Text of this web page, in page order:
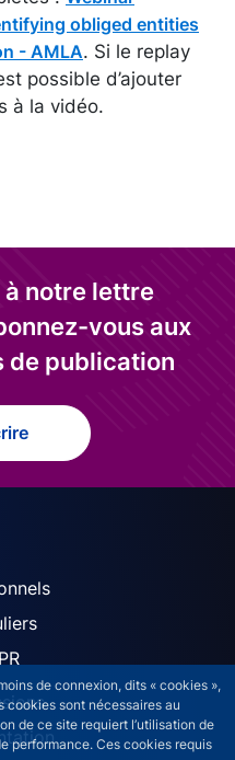
de connexion, dits « cookies »,
cookies sont nécessaires au
de ce site requiert l’utilisation de
performance. Ces cookies requis
obliged entities
- AMLA. Si le replay
possible d’ajouter
à la vidéo.
notre lettre
vous aux
de publication